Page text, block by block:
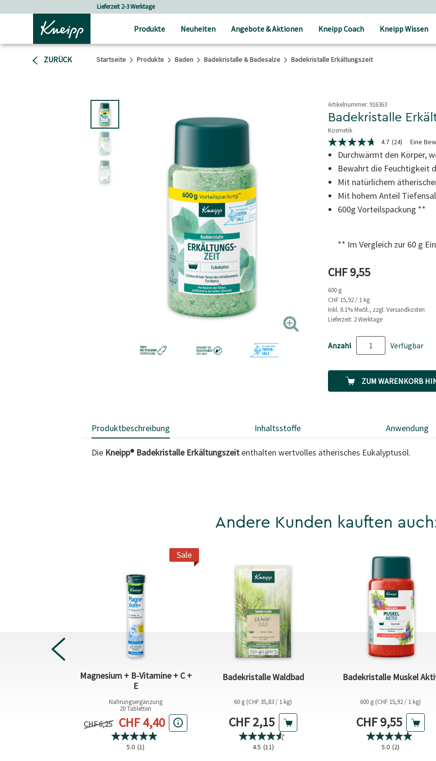
Versandkostenfrei ab 80 CHF Bestellwert
Produkte Neuheiten Angebote & Aktionen Kneipp Coach Kneipp Wissen
ZURÜCK Startseite Produkte Baden Badekristalle & Badesalze Badekristalle Erkältungszeit
Artikelnummer: 916363
Badekristalle
Kosmetik
4.7 von 5 Sternen
4.7
von
Sternen,
durchschnittlicher
Bewertungswert.
Read
24
Reviews.
Link
Seite.
4.7 (24) Eine
Durchwärmt den Körper,
Bewahrt die Feuchtigkeit
Mit natürlichem
Mit hohem Anteil
600g Vorteilspackung **
** Im Vergleich zur 60 g
Aktueller Preis
CHF 9,55
600 g
CHF 15,92 / 1 kg
Inkl. 8.1% MwSt., zzgl. Versandkosten
Lieferzeit: 2 Werktage
Anzahl Verfügbar
ZUM WARENKORB
Produktbeschreibung Inhaltsstoffe Anwendung
Die Kneipp® Badekristalle Erkältungszeitenthalten wertvolles ätherisches Eukalyptusöl.
Andere Kunden kauften
Sale
Magnesium + B-Vitamine + C +
E
Nahrungsergänzung
20 Tabletten
Vorheriger Preis
CHF 6,25 Aktueller Preis
CHF 4,40
5.0 (1)
Badekristalle Waldbad
60 g (CHF 35,83 / 1 kg)
Aktueller Preis
CHF 2,15
4.5 (11)
Badekristalle Muskel
600 g (CHF 15,92 / 1 kg)
Aktueller Preis
CHF 9,55
5.0 (2)